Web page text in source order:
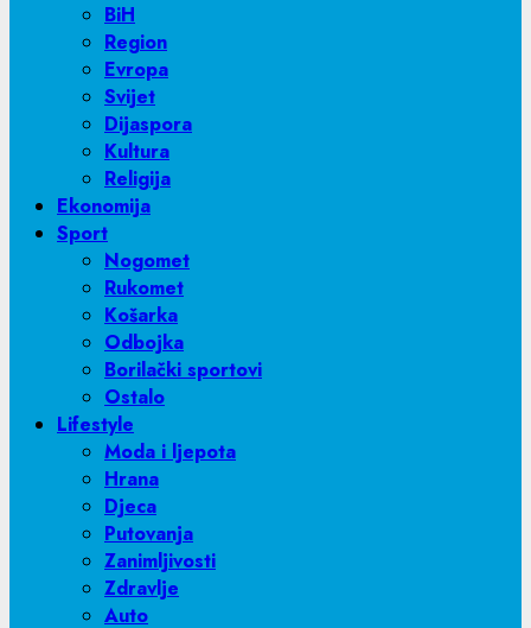
BiH
Region
Evropa
Svijet
Dijaspora
Kultura
Religija
Ekonomija
Sport
Nogomet
Rukomet
Košarka
Odbojka
Borilački sportovi
Ostalo
Lifestyle
Moda i ljepota
Hrana
Djeca
Putovanja
Zanimljivosti
Zdravlje
Auto